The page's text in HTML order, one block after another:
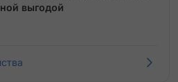
выгодой